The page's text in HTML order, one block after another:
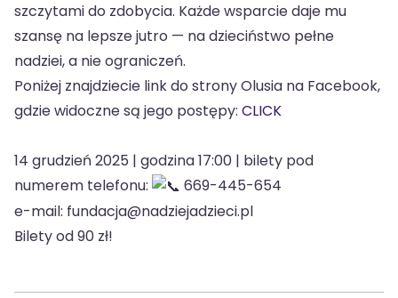
szczytami do zdobycia. Każde wsparcie daje mu
szansę na lepsze jutro — na dzieciństwo pełne
nadziei, a nie ograniczeń.
Poniżej znajdziecie link do strony Olusia na Facebook,
gdzie widoczne są jego postępy: CLICK
14 grudzień 2025 | godzina 17:00 | bilety pod
numerem telefonu:
669-445-654
e-mail: fundacja@nadziejadzieci.pl
Bilety od 90 zł!